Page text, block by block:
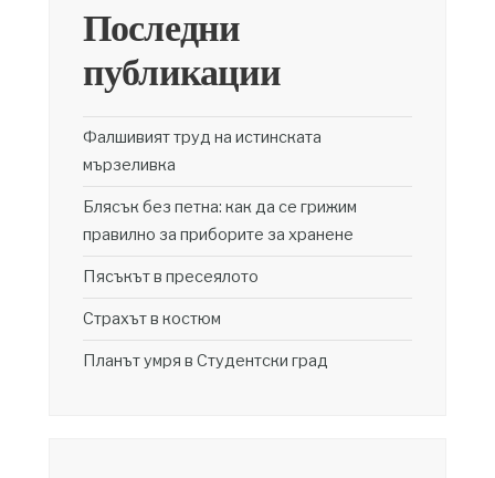
Последни
публикации
Фалшивият труд на истинската
мързеливка
Блясък без петна: как да се грижим
правилно за приборите за хранене
Пясъкът в пресеялото
Страхът в костюм
Планът умря в Студентски град